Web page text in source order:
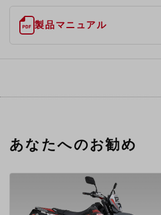
製品マニュアル
あなたへのお勧め